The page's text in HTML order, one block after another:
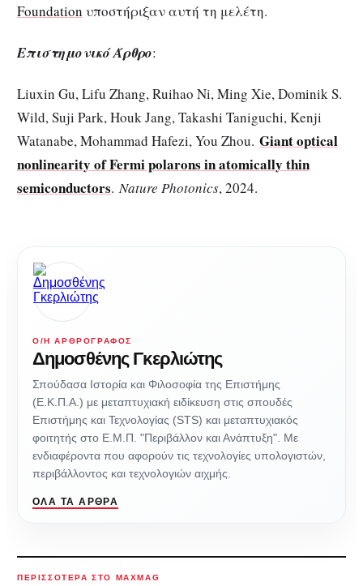
Foundation υποστήριξαν αυτή τη μελέτη.
Επιστημονικό Άρθρο:
Liuxin Gu, Lifu Zhang, Ruihao Ni, Ming Xie, Dominik S.
Wild, Suji Park, Houk Jang, Takashi Taniguchi, Kenji
Watanabe, Mohammad Hafezi, You Zhou. Giant optical
nonlinearity of Fermi polarons in atomically thin
semiconductors. Nature Photonics, 2024.
Ο/Η ΑΡΘΡΟΓΡΆΦΟΣ
Δημοσθένης Γκερλιώτης
Σπούδασα Ιστορία και Φιλοσοφία της Επιστήμης
(Ε.Κ.Π.Α.) με μεταπτυχιακή ειδίκευση στις σπουδές
Επιστήμης και Τεχνολογίας (STS) και μεταπτυχιακός
φοιτητής στο Ε.Μ.Π. "Περιβάλλον και Ανάπτυξη". Με
ενδιαφέροντα που αφορούν τις τεχνολογίες υπολογιστών,
περιβάλλοντος και τεχνολογιών αιχμής.
ΌΛΑ ΤΑ ΆΡΘΡΑ
ΠΕΡΙΣΣΌΤΕΡΑ ΣΤΟ MAXMAG